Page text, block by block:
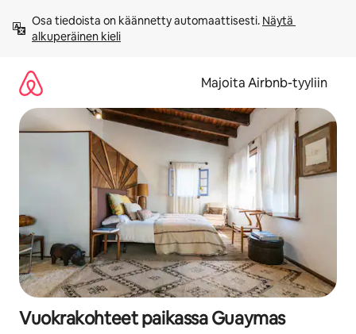
sisältö
väliin
Osa tiedoista on käännetty automaattisesti. Näytä
alkuperäinen kieli
Majoita Airbnb-tyyliin
Vuokrakohteet paikassa Guaymas